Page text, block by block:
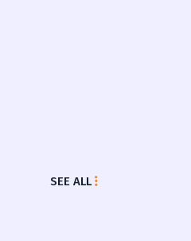
SEE ALL